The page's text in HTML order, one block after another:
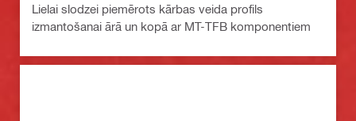
Lielai slodzei piemērots kārbas veida profils
izmantošanai ārā un kopā ar MT-TFB komponentiem